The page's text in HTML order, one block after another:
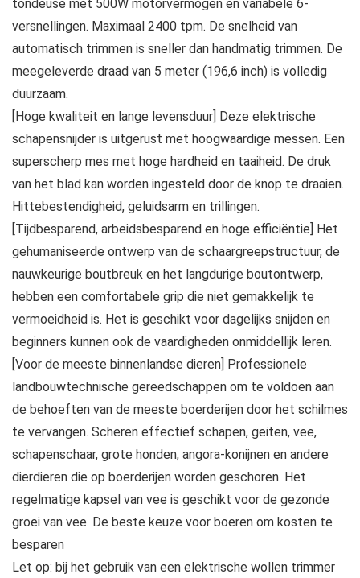
tondeuse met 500W motorvermogen en variabele 6-
versnellingen. Maximaal 2400 tpm. De snelheid van
automatisch trimmen is sneller dan handmatig trimmen. De
meegeleverde draad van 5 meter (196,6 inch) is volledig
duurzaam.
[Hoge kwaliteit en lange levensduur] Deze elektrische
schapensnijder is uitgerust met hoogwaardige messen. Een
superscherp mes met hoge hardheid en taaiheid. De druk
van het blad kan worden ingesteld door de knop te draaien.
Hittebestendigheid, geluidsarm en trillingen.
[Tijdbesparend, arbeidsbesparend en hoge efficiëntie] Het
gehumaniseerde ontwerp van de schaargreepstructuur, de
nauwkeurige boutbreuk en het langdurige boutontwerp,
hebben een comfortabele grip die niet gemakkelijk te
vermoeidheid is. Het is geschikt voor dagelijks snijden en
beginners kunnen ook de vaardigheden onmiddellijk leren.
[Voor de meeste binnenlandse dieren] Professionele
landbouwtechnische gereedschappen om te voldoen aan
de behoeften van de meeste boerderijen door het schilmes
te vervangen. Scheren effectief schapen, geiten, vee,
schapenschaar, grote honden, angora-konijnen en andere
dierdieren die op boerderijen worden geschoren. Het
regelmatige kapsel van vee is geschikt voor de gezonde
groei van vee. De beste keuze voor boeren om kosten te
besparen
Let op: bij het gebruik van een elektrische wollen trimmer